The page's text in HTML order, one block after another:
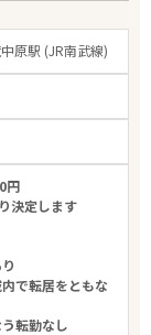
原駅 (JR南武線)
円
決定します
で転居をともな
転勤なし